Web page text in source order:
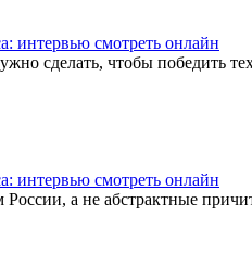
интервью смотреть онлайн
сделать, чтобы победить
интервью смотреть онлайн
а не абстрактные